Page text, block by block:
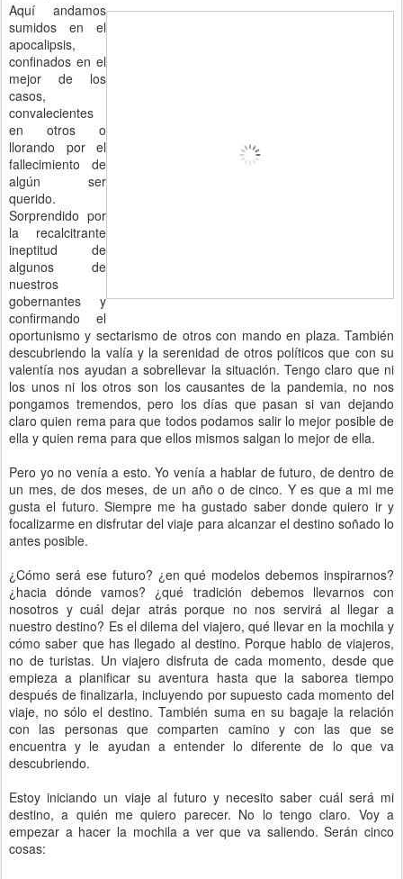
Aquí andamos
sumidos en el
apocalipsis,
confinados en el
mejor de los
casos,
convalecientes
en otros o
llorando por el
fallecimiento de
algún ser
querido.
Sorprendido por
la recalcitrante
ineptitud de
algunos de
nuestros
gobernantes y
confirmando el
oportunismo y sectarismo de otros con mando en plaza. También
descubriendo la valía y la serenidad de otros políticos que con su
valentía nos ayudan a sobrellevar la situación. Tengo claro que ni
los unos ni los otros son los causantes de la pandemia, no nos
pongamos tremendos, pero los días que pasan si van dejando
claro quien rema para que todos podamos salir lo mejor posible de
ella y quien rema para que ellos mismos salgan lo mejor de ella.
Pero yo no venía a esto. Yo venía a hablar de futuro, de dentro de
un mes, de dos meses, de un año o de cinco. Y es que a mi me
gusta el futuro. Siempre me ha gustado saber donde quiero ir y
focalizarme en disfrutar del viaje para alcanzar el destino soñado lo
antes posible.
¿Cómo será ese futuro? ¿en qué modelos debemos inspirarnos?
¿hacia dónde vamos? ¿qué tradición debemos llevarnos con
nosotros y cuál dejar atrás porque no nos servirá al llegar a
nuestro destino? Es el dilema del viajero, qué llevar en la mochila y
cómo saber que has llegado al destino. Porque hablo de viajeros,
no de turistas. Un viajero disfruta de cada momento, desde que
empieza a planificar su aventura hasta que la saborea tiempo
después de finalizarla, incluyendo por supuesto cada momento del
viaje, no sólo el destino. También suma en su bagaje la relación
con las personas que comparten camino y con las que se
encuentra y le ayudan a entender lo diferente de lo que va
descubriendo.
Estoy iniciando un viaje al futuro y necesito saber cuál será mi
destino, a quién me quiero parecer. No lo tengo claro. Voy a
empezar a hacer la mochila a ver que va saliendo. Serán cinco
cosas: